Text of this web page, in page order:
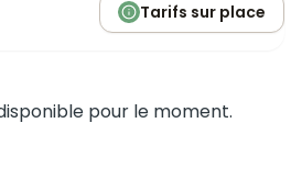
Tarifs sur place
pour le moment.